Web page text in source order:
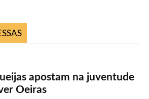
apostam na juventude
Oeiras